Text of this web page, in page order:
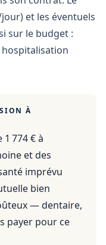
et les éventuels
sur le budget :
À
774 €à
et des
imprévu
bien
— dentaire,
payer pour ce